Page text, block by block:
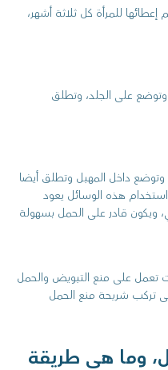
للمرأة كل ثلاثة أشهر،
على الجلد، وتطلق
داخل المهبل وتطلق أيضا
هذه الوسائل يعود
ويكون قادر على الحمل بسهولة
تعمل على منع التبويض والحمل
تركب شريحة منع الحمل
وما هي طريقة